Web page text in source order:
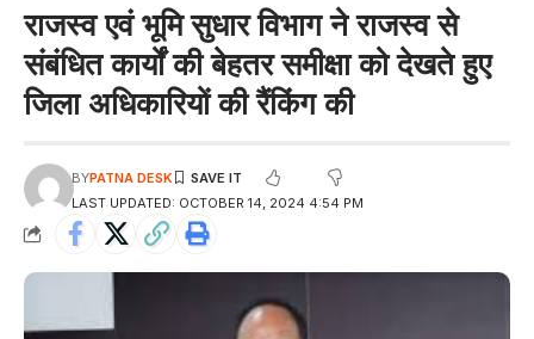
राजस्व एवं भूमि सुधार विभाग ने राजस्व से
संबंधित कार्यों की बेहतर समीक्षा को देखते हुए
जिला अधिकारियों की रैंकिंग की
LAST UPDATED: OCTOBER 14, 2024 4:54 PM
BYPATNA DESK